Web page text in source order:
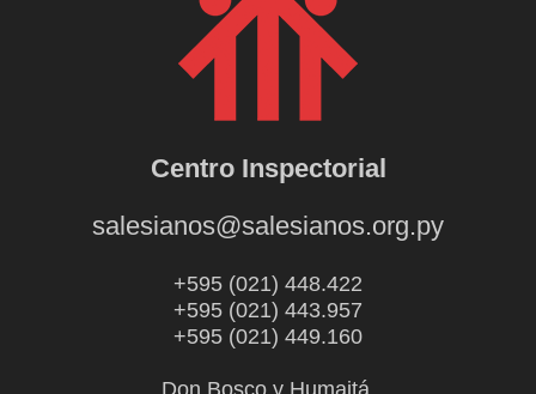
Centro Inspectorial
salesianos@salesianos.org.py
+595 (021) 448.422
+595 (021) 443.957
+595 (021) 449.160
Don Bosco y Humaitá.